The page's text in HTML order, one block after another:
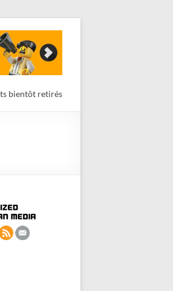
bientôt retirés